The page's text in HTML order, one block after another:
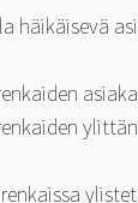
häikäisevä